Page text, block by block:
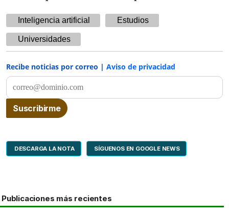
Inteligencia artificial Estudios
Universidades
Recibe noticias por correo | Aviso de privacidad
DESCARGA LA NOTA SÍGUENOS EN GOOGLE NEWS
Publicaciones más recientes